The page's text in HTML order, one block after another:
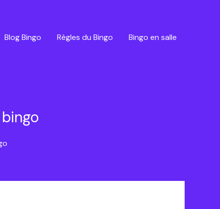
Blog Bingo Règles du Bingo Bingo en salle